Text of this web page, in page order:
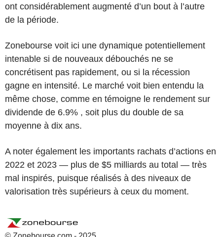
ont considérablement augmenté d’un bout à l’autre
de la période.
Zonebourse voit ici une dynamique potentiellement
intenable si de nouveaux débouchés ne se
concrétisent pas rapidement, ou si la récession
gagne en intensité. Le marché voit bien entendu la
même chose, comme en témoigne le rendement sur
dividende de 6.9% , soit plus du double de sa
moyenne à dix ans.
A noter également les importants rachats d’actions en
2022 et 2023 — plus de $5 milliards au total — très
mal inspirés, puisque réalisés à des niveaux de
valorisation très supérieurs à ceux du moment.